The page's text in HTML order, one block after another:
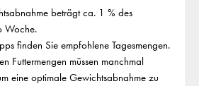
beträgt ca. 1 % des
Woche.
finden Sie empfohlene Tagesmengen.
Futtermengen müssen manchmal
eine optimale Gewichtsabnahme zu